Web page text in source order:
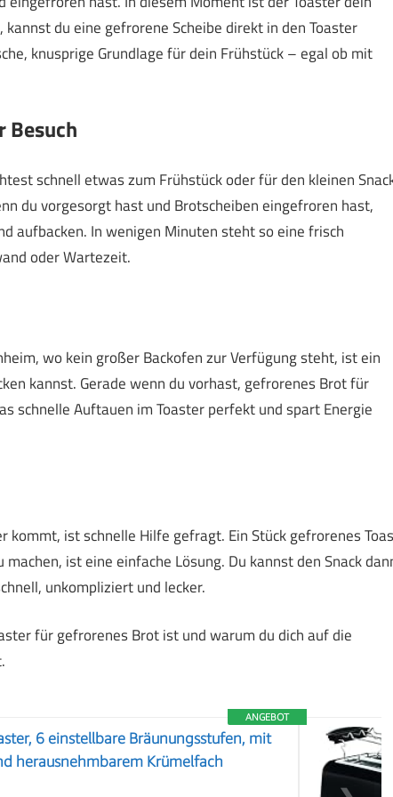
du eine gefrorene Scheibe direkt in den Toaster
knusprige Grundlage für dein Frühstück – egal ob mit
Besuch
schnell etwas zum Frühstück oder für den kleinen
du vorgesorgt hast und Brotscheiben eingefroren hast,
aufbacken. In wenigen Minuten steht so eine frisch
oder Wartezeit.
wo kein großer Backofen zur Verfügung steht, ist ein
kannst. Gerade wenn du vorhast, gefrorenes Brot für
schnelle Auftauen im Toaster perfekt und spart Energie
kommt, ist schnelle Hilfe gefragt. Ein Stück gefrorenes
ist eine einfache Lösung. Du kannst den Snack
unkompliziert und lecker.
für gefrorenes Brot ist und warum du dich auf die
ANGEBOT
6 einstellbare Bräunungsstufen, mit
herausnehmbarem Krümelfach